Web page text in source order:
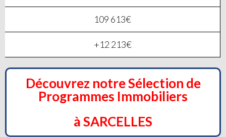
109 613€
+12 213€
Découvrez notre Sélection de
Programmes Immobiliers
à SARCELLES